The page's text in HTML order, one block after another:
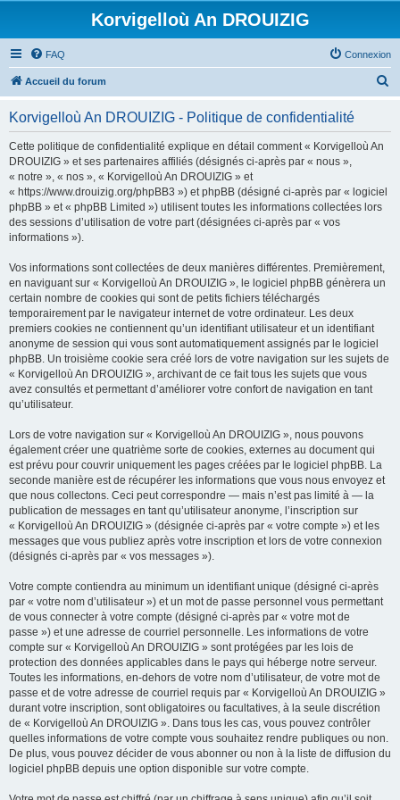
Korvigelloù An DROUIZIG
FAQ Connexion
Accueil du forum
Korvigelloù An DROUIZIG - Politique de confidentialité
Cette politique de confidentialité explique en détail comment « Korvigelloù An
DROUIZIG » et ses partenaires affiliés (désignés ci-après par « nous »,
« notre », « nos », « Korvigelloù An DROUIZIG » et
« https://www.drouizig.org/phpBB3 ») et phpBB (désigné ci-après par « logiciel
phpBB » et « phpBB Limited ») utilisent toutes les informations collectées lors
des sessions d’utilisation de votre part (désignées ci-après par « vos
informations »).
Vos informations sont collectées de deux manières différentes. Premièrement,
en naviguant sur « Korvigelloù An DROUIZIG », le logiciel phpBB génèrera un
certain nombre de cookies qui sont de petits fichiers téléchargés
temporairement par le navigateur internet de votre ordinateur. Les deux
premiers cookies ne contiennent qu’un identifiant utilisateur et un identifiant
anonyme de session qui vous sont automatiquement assignés par le logiciel
phpBB. Un troisième cookie sera créé lors de votre navigation sur les sujets de
« Korvigelloù An DROUIZIG », archivant de ce fait tous les sujets que vous
avez consultés et permettant d’améliorer votre confort de navigation en tant
qu’utilisateur.
Lors de votre navigation sur « Korvigelloù An DROUIZIG », nous pouvons
également créer une quatrième sorte de cookies, externes au document qui
est prévu pour couvrir uniquement les pages créées par le logiciel phpBB. La
seconde manière est de récupérer les informations que vous nous envoyez et
que nous collectons. Ceci peut correspondre — mais n’est pas limité à — la
publication de messages en tant qu’utilisateur anonyme, l’inscription sur
« Korvigelloù An DROUIZIG » (désignée ci-après par « votre compte ») et les
messages que vous publiez après votre inscription et lors de votre connexion
(désignés ci-après par « vos messages »).
Votre compte contiendra au minimum un identifiant unique (désigné ci-après
par « votre nom d’utilisateur ») et un mot de passe personnel vous permettant
de vous connecter à votre compte (désigné ci-après par « votre mot de
passe ») et une adresse de courriel personnelle. Les informations de votre
compte sur « Korvigelloù An DROUIZIG » sont protégées par les lois de
protection des données applicables dans le pays qui héberge notre serveur.
Toutes les informations, en-dehors de votre nom d’utilisateur, de votre mot de
passe et de votre adresse de courriel requis par « Korvigelloù An DROUIZIG »
durant votre inscription, sont obligatoires ou facultatives, à la seule discrétion
de « Korvigelloù An DROUIZIG ». Dans tous les cas, vous pouvez contrôler
quelles informations de votre compte vous souhaitez rendre publiques ou non.
De plus, vous pouvez décider de vous abonner ou non à la liste de diffusion du
logiciel phpBB depuis une option disponible sur votre compte.